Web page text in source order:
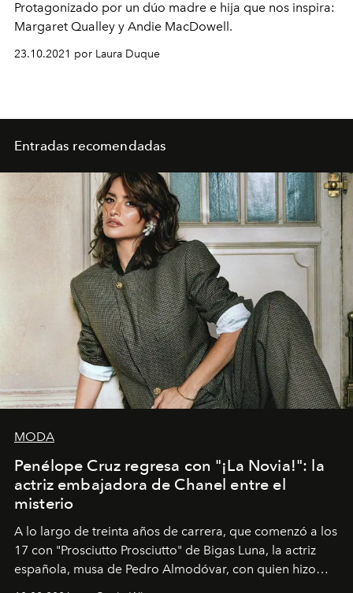
Protagonizado por un dúo madre e hija que nos inspira:
Margaret Qualley y Andie MacDowell.
23.10.2021 por Laura Duque
Entradas recomendadas
MODA
Penélope Cruz regresa con "¡La Novia!": la
actriz embajadora de Chanel entre el
misterio
A lo largo de treinta años de carrera, que comenzó a los
17 con "Prosciutto Prosciutto" de Bigas Luna, la actriz
española, musa de Pedro Almodóvar, con quien hizo